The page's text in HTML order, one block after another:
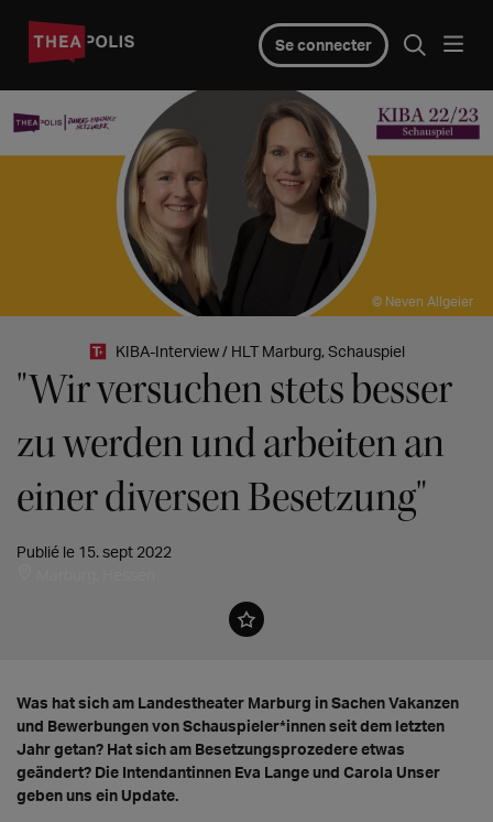
Se connecter
© Neven Allgeier
KIBA-Interview / HLT Marburg, Schauspiel
"Wir versuchen stets besser
zu werden und arbeiten an
einer diversen Besetzung"
Publié le 15. sept 2022
Was hat sich am Landestheater Marburg in Sachen Vakanzen
und Bewerbungen von Schauspieler*innen seit dem letzten
Jahr getan? Hat sich am Besetzungsprozedere etwas
geändert? Die Intendantinnen Eva Lange und Carola Unser
geben uns ein Update.